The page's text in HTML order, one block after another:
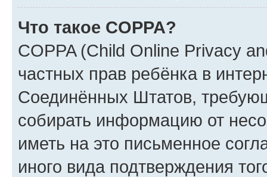
Что такое COPPA?
COPPA (Child Online Privacy
частных прав ребёнка в
Соединённых Штатов,
собирать информацию от
иметь на это письменное
иного вида подтверждения